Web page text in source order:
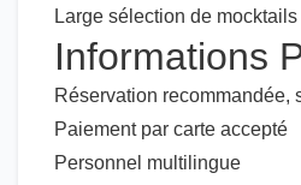
Large sélection de
Informations
Réservation recommandée,
Paiement par carte accepté
Personnel multilingue